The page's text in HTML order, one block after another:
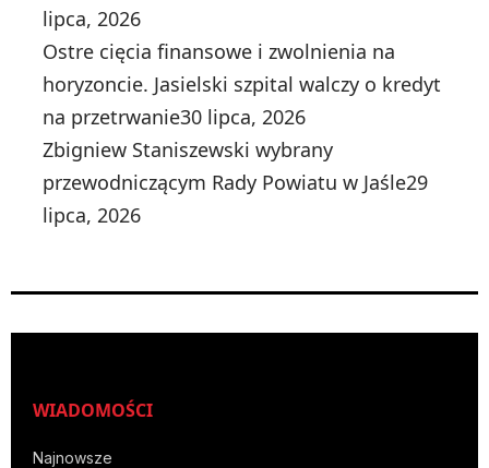
lipca, 2026
Ostre cięcia finansowe i zwolnienia na
horyzoncie. Jasielski szpital walczy o kredyt
na przetrwanie30 lipca, 2026
Zbigniew Staniszewski wybrany
przewodniczącym Rady Powiatu w Jaśle29
lipca, 2026
WIADOMOŚCI
Najnowsze